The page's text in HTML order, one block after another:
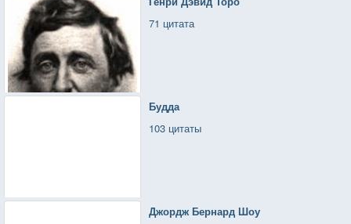
71 цитата
Будда
103 цитаты
Джордж Бернард Шоу